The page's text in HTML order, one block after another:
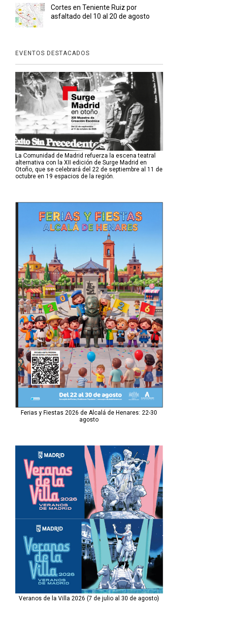
Cortes en Teniente Ruiz por
asfaltado del 10 al 20 de agosto
EVENTOS DESTACADOS
La Comunidad de Madrid refuerza la escena teatral
alternativa con la XII edición de Surge Madrid en
Otoño, que se celebrará del 22 de septiembre al 11 de
octubre en 19 espacios de la región.
Ferias y Fiestas 2026 de Alcalá de Henares: 22-30
agosto
Veranos de la Villa 2026 (7 de julio al 30 de agosto)